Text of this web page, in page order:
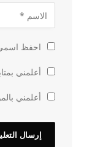
احفظ
أعلمني
أعلمني